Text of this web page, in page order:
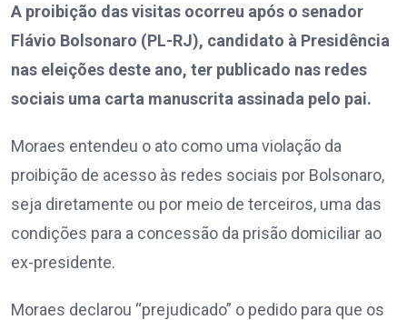
A proibição das visitas ocorreu após o senador
Flávio Bolsonaro (PL-RJ), candidato à Presidência
nas eleições deste ano, ter publicado nas redes
sociais uma carta manuscrita assinada pelo pai.
Moraes entendeu o ato como uma violação da
proibição de acesso às redes sociais por Bolsonaro,
seja diretamente ou por meio de terceiros, uma das
condições para a concessão da prisão domiciliar ao
ex-presidente.
Moraes declarou “prejudicado” o pedido para que os